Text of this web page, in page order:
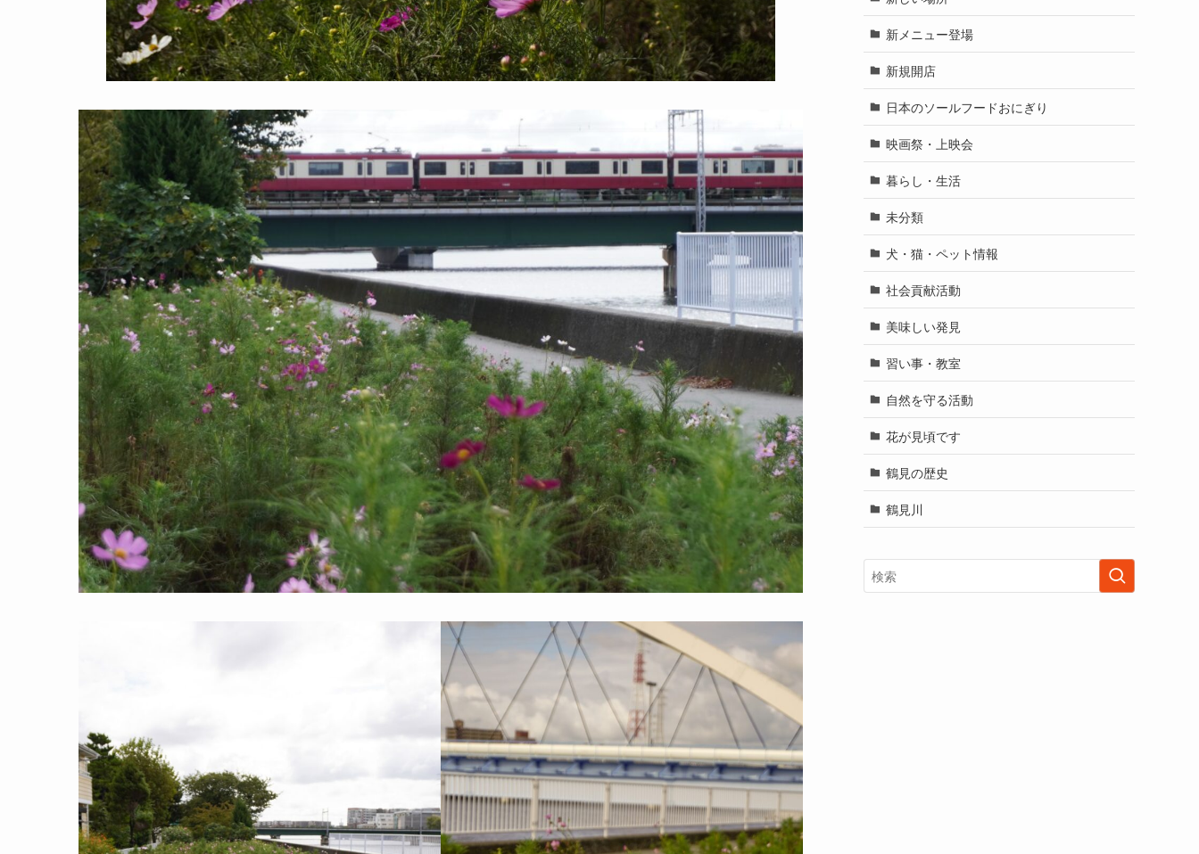
新メニュー登場
新規開店
日本のソールフードおにぎり
映画祭・上映会
暮らし・生活
未分類
犬・猫・ペット情報
社会貢献活動
美味しい発見
習い事・教室
自然を守る活動
花が見頃です
鶴見の歴史
鶴見川